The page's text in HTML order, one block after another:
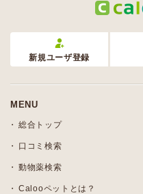
新規ユーザ登録
MENU
総合トップ
口コミ検索
動物薬検索
Calooペットとは？